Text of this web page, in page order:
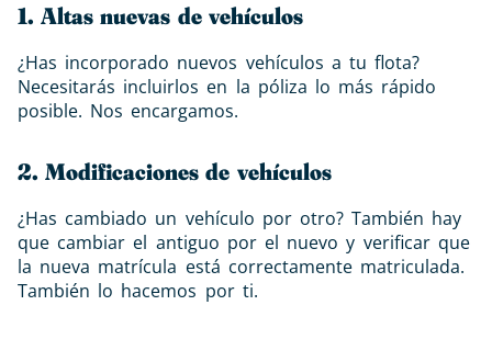
1. Altas nuevas de vehículos
¿Has incorporado nuevos vehículos a tu flota?
Necesitarás incluirlos en la póliza lo más rápido
posible. Nos encargamos.
2. Modificaciones de vehículos
¿Has cambiado un vehículo por otro? También hay
que cambiar el antiguo por el nuevo y verificar que
la nueva matrícula está correctamente matriculada.
También lo hacemos por ti.